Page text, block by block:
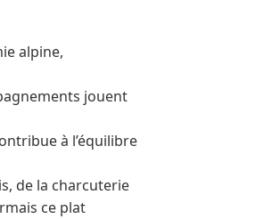
alpine,
jouent
à l’équilibre
de la charcuterie
ce plat